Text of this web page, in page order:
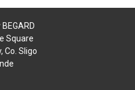
Square
Co. Sligo